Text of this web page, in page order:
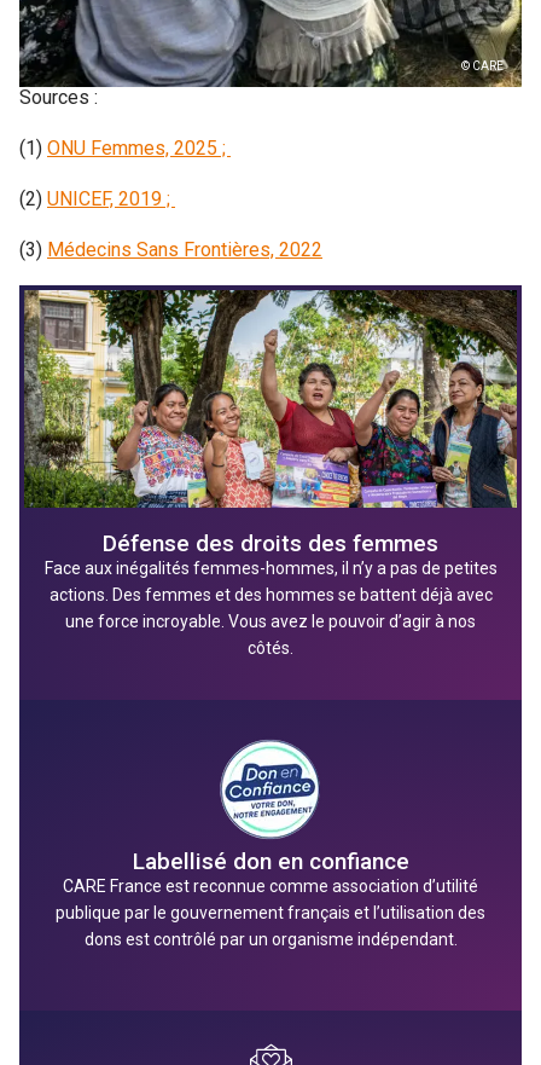
© CARE
Sources :
(1) ONU Femmes, 2025 ;
(2) UNICEF, 2019 ;
(3) Médecins Sans Frontières, 2022
Défense des droits des femmes
Face aux inégalités femmes-hommes, il n’y a pas de petites
actions. Des femmes et des hommes se battent déjà avec
une force incroyable. Vous avez le pouvoir d’agir à nos
côtés.
Labellisé don en confiance
CARE France estreconnue comme association d’utilité
publique par le gouvernement français et l’utilisation des
dons est contrôlé par un organisme indépendant.